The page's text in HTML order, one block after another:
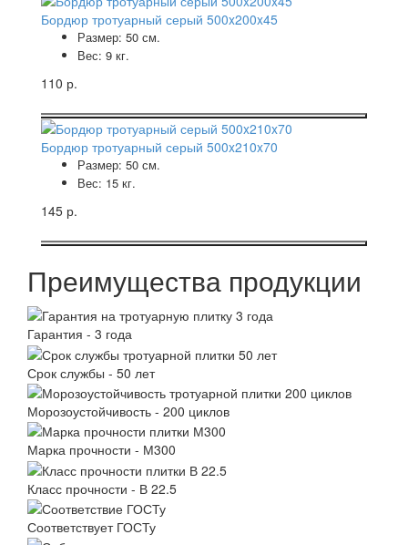
Бордюр тротуарный серый 500x200x45
Размер: 50 см.
Вес: 9 кг.
110 р.
Бордюр тротуарный серый 500x210x70
Размер: 50 см.
Вес: 15 кг.
145 р.
Преимущества продукции
Гарантия - 3 года
Срок службы - 50 лет
Морозоустойчивость - 200 циклов
Марка прочности - М300
Класс прочности - В 22.5
Соответствует ГОСТу